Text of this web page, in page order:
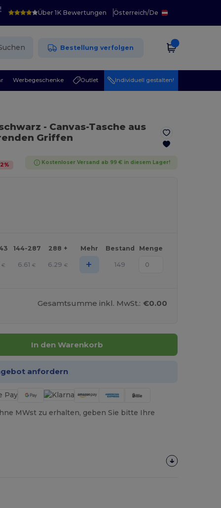
Über 1K Bewertungen Österreich/De
Bestellung verfolgen
Werbegeschenke Outlet Individuell gestalten!
- Canvas-Tasche aus
Griffen
% Kostenloser Versand ab 99 € in diesem Lager!
144-287 288 + Mehr Bestand Menge
€ 6.61 € 6.29 € + 149
Gesamtsumme inkl. MwSt.: €0.00
In den Warenkorb
anfordern
MWst zu erhalten, geben Sie bitte Ihre